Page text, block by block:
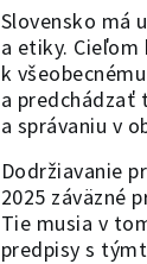
Slovensko má
a etiky.
k
a predchádzať
a správaniu v
Dodržiavanie
2025 záväzné
Tie musia v
predpisy s